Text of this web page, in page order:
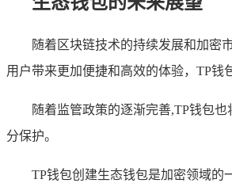
随着区块链技术的持续发展和加密
用户带来更加便捷和高效的体验，TP钱
随着监管政策的逐渐完善,TP钱包
分保护。
TP钱包创建生态钱包是加密领域的